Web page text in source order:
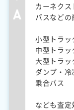
カーネクス
バスなどの
小型トラッ
中型トラッ
大型トラッ
ダンプ・
乗合バス
なども査定